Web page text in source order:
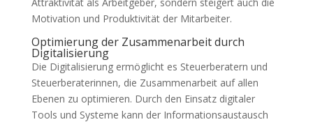
Motivation und Produktivität der Mitarbeiter.
Optimierung der Zusammenarbeit durch
Digitalisierung
Die Digitalisierung ermöglicht es Steuerberatern und
Steuerberaterinnen, die Zusammenarbeit auf allen
Ebenen zu optimieren. Durch den Einsatz digitaler
Tools und Systeme kann der Informationsaustausch